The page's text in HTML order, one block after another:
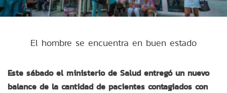
El hombre se encuentra en buen estado
Este sábado el ministerio de Salud entregó un nuevo
balance de la cantidad de pacientes contagiados con